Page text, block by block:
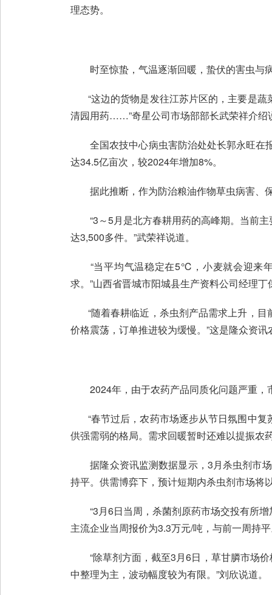
理态势。
时至惊蛰，气温逐渐回暖，蛰伏的害虫与
“这边的货物是发往江苏片区的，主要是蔬
清园用药……”奇星公司市场部部长武荣祥介绍
全国农技中心病虫害防治处处长郭永旺在
达34.5亿亩次，较2024年增加8%。
据此推断，作为防治粮油作物草虫病害、
“3～5月是北方春耕用药的高峰期。当前主
达3,500多件。”武荣祥说道。
“当平均气温稳定在5℃，小麦就会迎来年
求。”山西省晋城市阳城县生产资料公司经理丁
“随着春耕临近，杀虫剂产品需求上升，目
价格震荡，订单推进较为缓慢。”这是隆众资
2024年，由于农药产品同质化问题严重，
“春节过后，农药市场逐步从节日氛围中复
供强需弱的格局。需求回暖暂时还难以提振农
据隆众资讯监测数据显示，3月杀虫剂市场
持平。供需博弈下，预计短期内杀虫剂市场将
“3月6日当周，杀菌剂原药市场交投有所增
主流企业当周报价为3.3万元/吨，与前一周持
“除草剂方面，截至3月6日，草甘膦市场价
中整理为主，波动幅度较为有限。”刘欣说道。